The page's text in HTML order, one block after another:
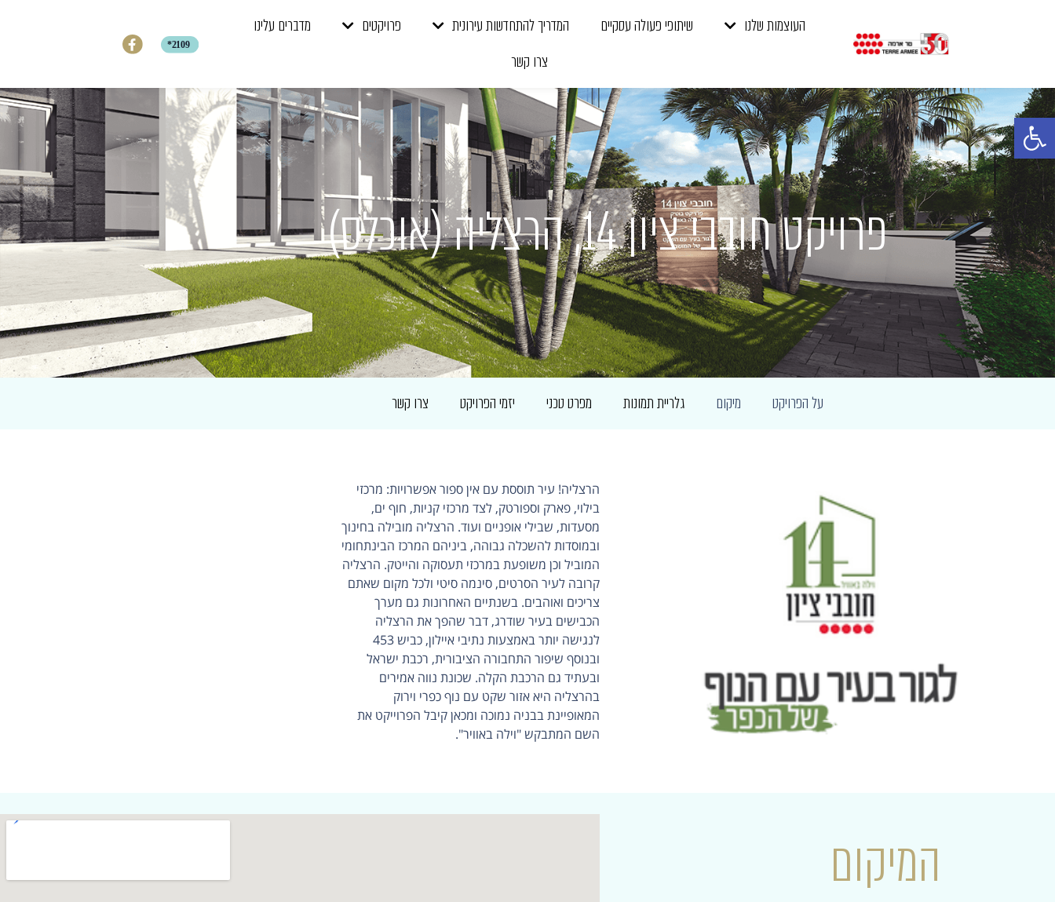
פתח סרגל נגישות
העוצמות שלנו שיתופי פעולה עסקיים המדריך להתחדשות עירונית פרויקטים
מדברים עלינו
צרו קשר
פרויקט חובבי ציון 14, הרצליה (אוכלס)
על הפרויקט מיקום גלריית תמונות מפרט טכני יזמי הפרויקט צרו קשר
הרצליה! עיר תוססת עם אין ספור אפשרויות: מרכזי
בילוי, פארק וספורטק, לצד מרכזי קניות, חוף ים,
מסעדות, שבילי אופניים ועוד. הרצליה מובילה בחינוך
ובמוסדות להשכלה גבוהה, ביניהם המרכז הבינתחומי
המוביל וכן משופעת במרכזי תעסוקה והייטק. הרצליה
קרובה לעיר הסרטים, סינמה סיטי ולכל מקום שאתם
צריכים ואוהבים. בשנתיים האחרונות גם מערך
הכבישים בעיר שודרג, דבר שהפך את הרצליה
לנגישה יותר באמצעות נתיבי איילון, כביש 453
ובנוסף שיפור התחבורה הציבורית, רכבת ישראל
ובעתיד גם הרכבת הקלה. שכונת נווה אמירים
בהרצליה היא אזור שקט עם נוף כפרי וירוק
המאופיינת בבניה נמוכה ומכאן קיבל הפרוייקט את
השם המתבקש "וילה באוויר".
המיקום